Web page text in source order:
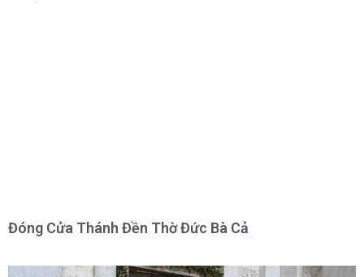
Đóng Cửa Thánh Đền Thờ Đức Bà Cả